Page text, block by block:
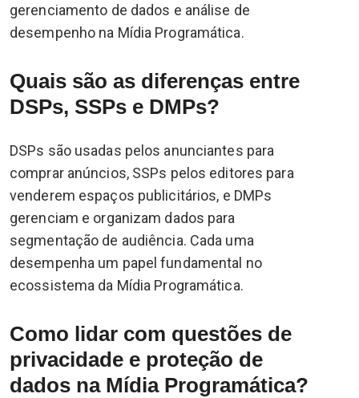
gerenciamento de dados e análise de
desempenho na Mídia Programática.
Quais são as diferenças entre
DSPs, SSPs e DMPs?
DSPs são usadas pelos anunciantes para
comprar anúncios, SSPs pelos editores para
venderem espaços publicitários, e DMPs
gerenciam e organizam dados para
segmentação de audiência. Cada uma
desempenha um papel fundamental no
ecossistema da Mídia Programática.
Como lidar com questões de
privacidade e proteção de
dados na Mídia Programática?